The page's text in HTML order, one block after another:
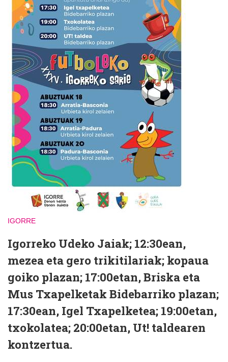
IGORRE
Igorreko Udeko Jaiak; 12:30ean,
mezea eta gero trikitilariak; kopaua
goiko plazan; 17:00etan, Briska eta
Mus Txapelketak Bidebarriko plazan;
17:30ean, Igel Txapelketea; 19:00etan,
txokolatea; 20:00etan, Ut! taldearen
kontzertua.